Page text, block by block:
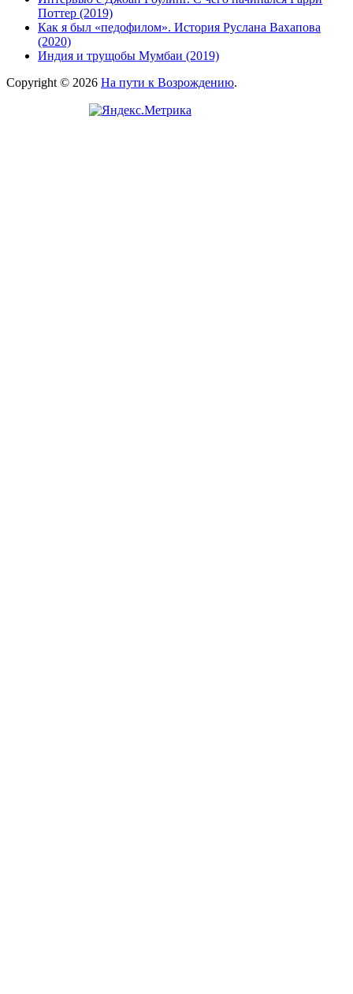
Поттер (2019)
Как я был «педофилом». История Руслана Вахапова
(2020)
Индия и трущобы Мумбаи (2019)
Copyright © 2026 На пути к Возрождению.